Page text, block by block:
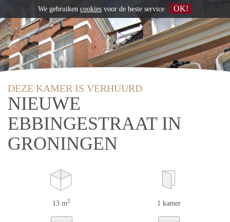
DEZE KAMER IS VERHUURD
NIEUWE
EBBINGESTRAAT IN
GRONINGEN
13 m2 1 kamer
We gebruiken cookies voor de beste service OK!